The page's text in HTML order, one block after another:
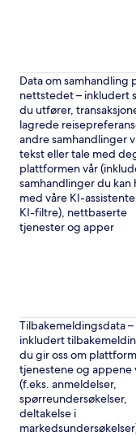
Data om samhandling
nettstedet – inkludert
du utfører,
lagrede
andre samhandlinger
tekst eller tale med
plattformen vår
samhandlinger du kan
med våre KI-
KI-filtre), nettbaserte
tjenester og apper
Tilbakemeldingsdata –
inkludert
du gir oss om
tjenestene og appene
(f.eks. anmeldelser,
spørreundersøkelser,
deltakelse i